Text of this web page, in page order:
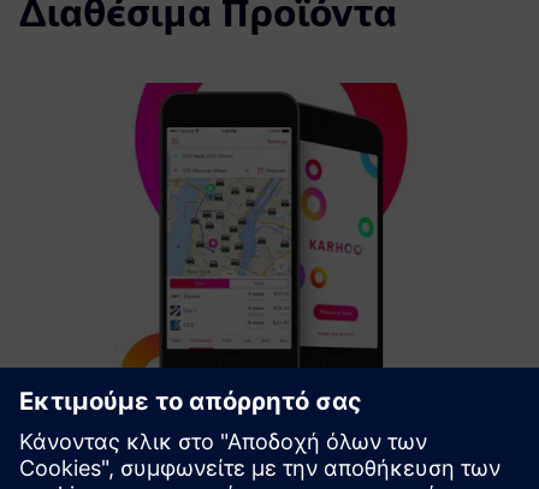
Διαθέσιμα Προϊόντα
Taxi & PHV services and ridehailing